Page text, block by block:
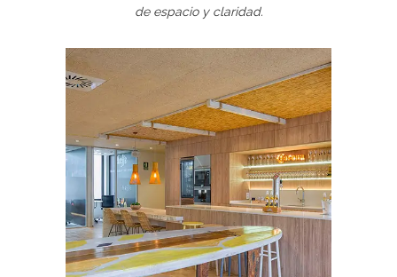
de espacio y claridad.